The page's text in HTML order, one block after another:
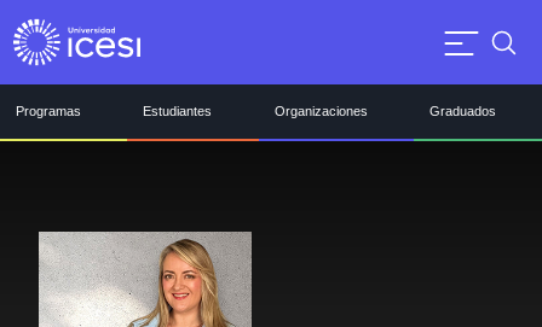
Programas Estudiantes Organizaciones Graduados